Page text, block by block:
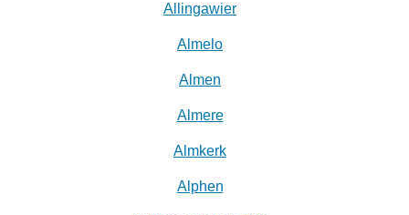
Allingawier
Almelo
Almen
Almere
Almkerk
Alphen